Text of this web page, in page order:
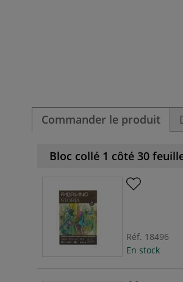
Commander le produit
Bloc collé 1 côté 30
Réf. 18496
En stock